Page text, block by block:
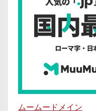
ムームードメイン